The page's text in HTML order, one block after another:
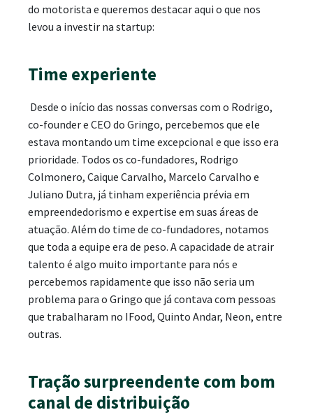
do motorista e queremos destacar aqui o que nos
levou a investir na startup:
Time experiente
Desde o início das nossas conversas com o Rodrigo,
co-founder e CEO do Gringo, percebemos que ele
estava montando um time excepcional e que isso era
prioridade. Todos os co-fundadores, Rodrigo
Colmonero, Caique Carvalho, Marcelo Carvalho e
Juliano Dutra, já tinham experiência prévia em
empreendedorismo e expertise em suas áreas de
atuação. Além do time de co-fundadores, notamos
que toda a equipe era de peso. A capacidade de atrair
talento é algo muito importante para nós e
percebemos rapidamente que isso não seria um
problema para o Gringo que já contava com pessoas
que trabalharam no IFood, Quinto Andar, Neon, entre
outras.
Tração surpreendente com bom
canal de distribuição